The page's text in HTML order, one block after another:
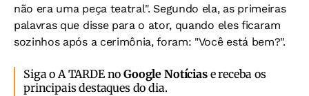
não era uma peça teatral". Segundo ela, as primeiras
palavras que disse para o ator, quando eles ficaram
sozinhos após a cerimônia, foram: "Você está bem?".
Siga o A TARDE noGoogle Notíciase receba os
principais destaques do dia.